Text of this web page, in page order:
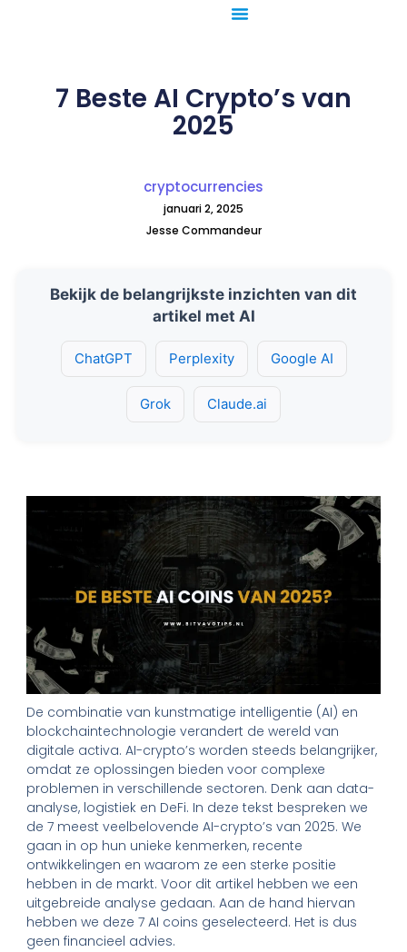
7 Beste AI Crypto’s van
2025
cryptocurrencies
januari 2, 2025
Jesse Commandeur
Bekijk de belangrijkste inzichten van dit
artikel met AI
ChatGPT Perplexity Google AI
Grok Claude.ai
De combinatie van kunstmatige intelligentie (AI) en
blockchaintechnologie verandert de wereld van
digitale activa. AI-crypto’s worden steeds belangrijker,
omdat ze oplossingen bieden voor complexe
problemen in verschillende sectoren. Denk aan data-
analyse, logistiek en DeFi. In deze tekst bespreken we
de 7 meest veelbelovende AI-crypto’s van 2025. We
gaan in op hun unieke kenmerken, recente
ontwikkelingen en waarom ze een sterke positie
hebben in de markt. Voor dit artikel hebben we een
uitgebreide analyse gedaan. Aan de hand hiervan
hebben we deze 7 AI coins geselecteerd. Het is dus
geen financieel advies.